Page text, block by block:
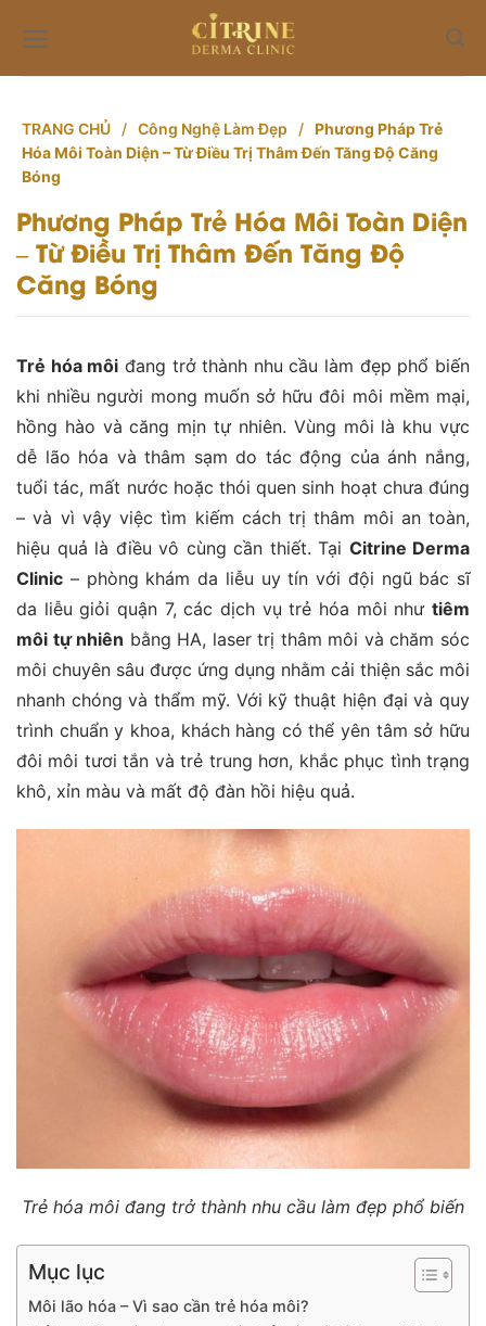
content
TRANG CHỦ / Công Nghệ Làm Đẹp / Phương Pháp Trẻ
Hóa Môi Toàn Diện – Từ Điều Trị Thâm Đến Tăng Độ Căng
Bóng
Phương Pháp Trẻ Hóa Môi Toàn Diện
– Từ Điều Trị Thâm Đến Tăng Độ
Căng Bóng
Trẻ hóa môi đang trở thành nhu cầu làm đẹp phổ biến
khi nhiều người mong muốn sở hữu đôi môi mềm mại,
hồng hào và căng mịn tự nhiên. Vùng môi là khu vực
dễ lão hóa và thâm sạm do tác động của ánh nắng,
tuổi tác, mất nước hoặc thói quen sinh hoạt chưa đúng
– và vì vậy việc tìm kiếm cách trị thâm môi an toàn,
hiệu quả là điều vô cùng cần thiết. Tại Citrine Derma
Clinic – phòng khám da liễu uy tín với đội ngũ bác sĩ
da liễu giỏi quận 7, các dịch vụ trẻ hóa môi như tiêm
môi tự nhiên bằng HA, laser trị thâm môi và chăm sóc
môi chuyên sâu được ứng dụng nhằm cải thiện sắc môi
nhanh chóng và thẩm mỹ. Với kỹ thuật hiện đại và quy
trình chuẩn y khoa, khách hàng có thể yên tâm sở hữu
đôi môi tươi tắn và trẻ trung hơn, khắc phục tình trạng
khô, xỉn màu và mất độ đàn hồi hiệu quả.
Trẻ hóa môi đang trở thành nhu cầu làm đẹp phổ biến
Mục lục
Môi lão hóa – Vì sao cần trẻ hóa môi?